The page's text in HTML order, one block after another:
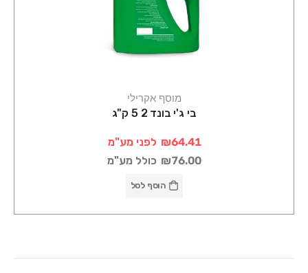
מוסף אקרילי
בי ג'י בונד 2 5 ק"ג
₪64.41 לפני מע"מ
₪76.00 כולל מע"מ
הוסף לסל